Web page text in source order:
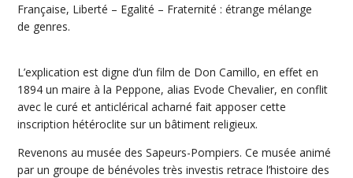
Française, Liberté – Egalité – Fraternité : étrange mélange
de genres.
L’explication est digne d’un film de Don Camillo, en effet en
1894 un maire à la Peppone, alias Evode Chevalier, en conflit
avec le curé et anticlérical acharné fait apposer cette
inscription hétéroclite sur un bâtiment religieux.
Revenons au musée des Sapeurs-Pompiers. Ce musée animé
par un groupe de bénévoles très investis retrace l’histoire des